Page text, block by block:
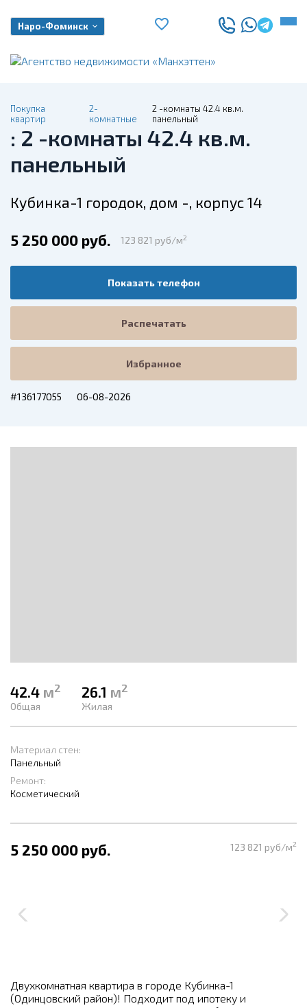
Наро-Фоминск
Покупка
квартир
2-
комнатные
2 -комнаты 42.4 кв.м.
панельный
: 2 -комнаты 42.4 кв.м.
панельный
Кубинка-1 городок, дом -, корпус 14
5 250 000 руб. 123 821 руб/м2
Показать телефон
Распечатать
Избранное
#136177055 06-08-2026
42.4 м2
Общая
26.1 м2
Жилая
Материал стен:
Панельный
Ремонт:
Косметический
5 250 000 руб. 123 821 руб/м2
Двухкомнатная квартира в городе Кубинка-1
(Одинцовский район)! Подходит под ипотеку и